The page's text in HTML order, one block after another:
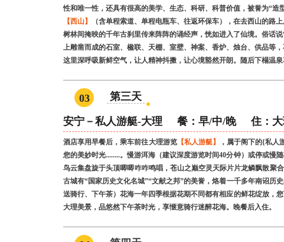
性和唯一性，还具有很高的美学、生态、科研、科普价值，被誉为“
【西山】
（含单程索道、单程电瓶车、往返环保车），在去西山的
树林间掩映的千年古刹里传来阵阵的诵经声，恍如进入了仙境。俗话
上雕凿而成的石室、楹联、天棚、室壁、神案、香炉、烛台、供品
这里深呼吸新鲜空气，让人精神抖擞，让心境豁然开朗。随后下榻温泉
03 第三天
安宁－私人游艇-大理 餐： 早/中/晚住：大
酒店享用早餐后，乘车前往大理游览【私人游艇】
，属于阁下的{私
您的美妙时光........。慢游洱海（建议深度游览时间40分钟）或停或
鸟云集盘旋于头顶唧唧咋咋鸣唱，苍山之巅空灵天际片片龙鳞飘散聚
古城有“国家历史文化名城”“文献之邦”的美誉，烙着一千多年南诏
送骑行、下午茶）花海一年四季根据花期不同都有相应的鲜花绽放，
大理美景，品悠然下午茶时光，享惬意骑行迷醉花海。晚餐后入住。